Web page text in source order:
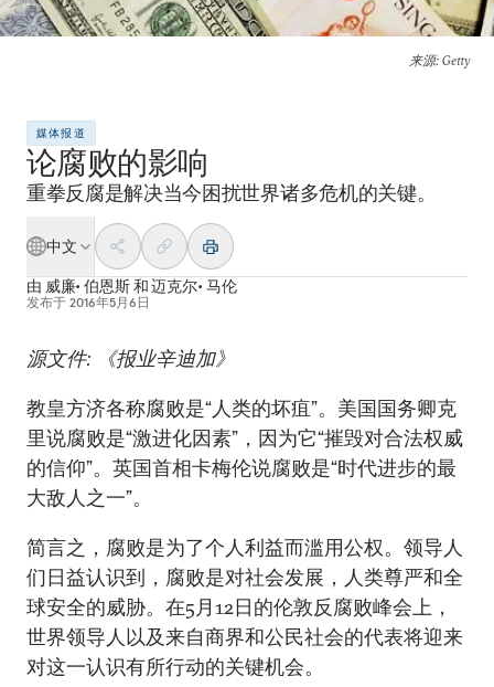
来源: Getty
媒体报道
论腐败的影响
重拳反腐是解决当今困扰世界诸多危机的关键。
中文
由 威廉• 伯恩斯和迈克尔• 马伦
发布于 2016年5月6日
源文件: 《报业辛迪加》
教皇方济各称腐败是“人类的坏疽”。美国国务卿克
里说腐败是“激进化因素”，因为它“摧毁对合法权威
的信仰”。英国首相卡梅伦说腐败是“时代进步的最
大敌人之一”。
简言之，腐败是为了个人利益而滥用公权。领导人
们日益认识到，腐败是对社会发展，人类尊严和全
球安全的威胁。在5月12日的伦敦反腐败峰会上，
世界领导人以及来自商界和公民社会的代表将迎来
对这一认识有所行动的关键机会。